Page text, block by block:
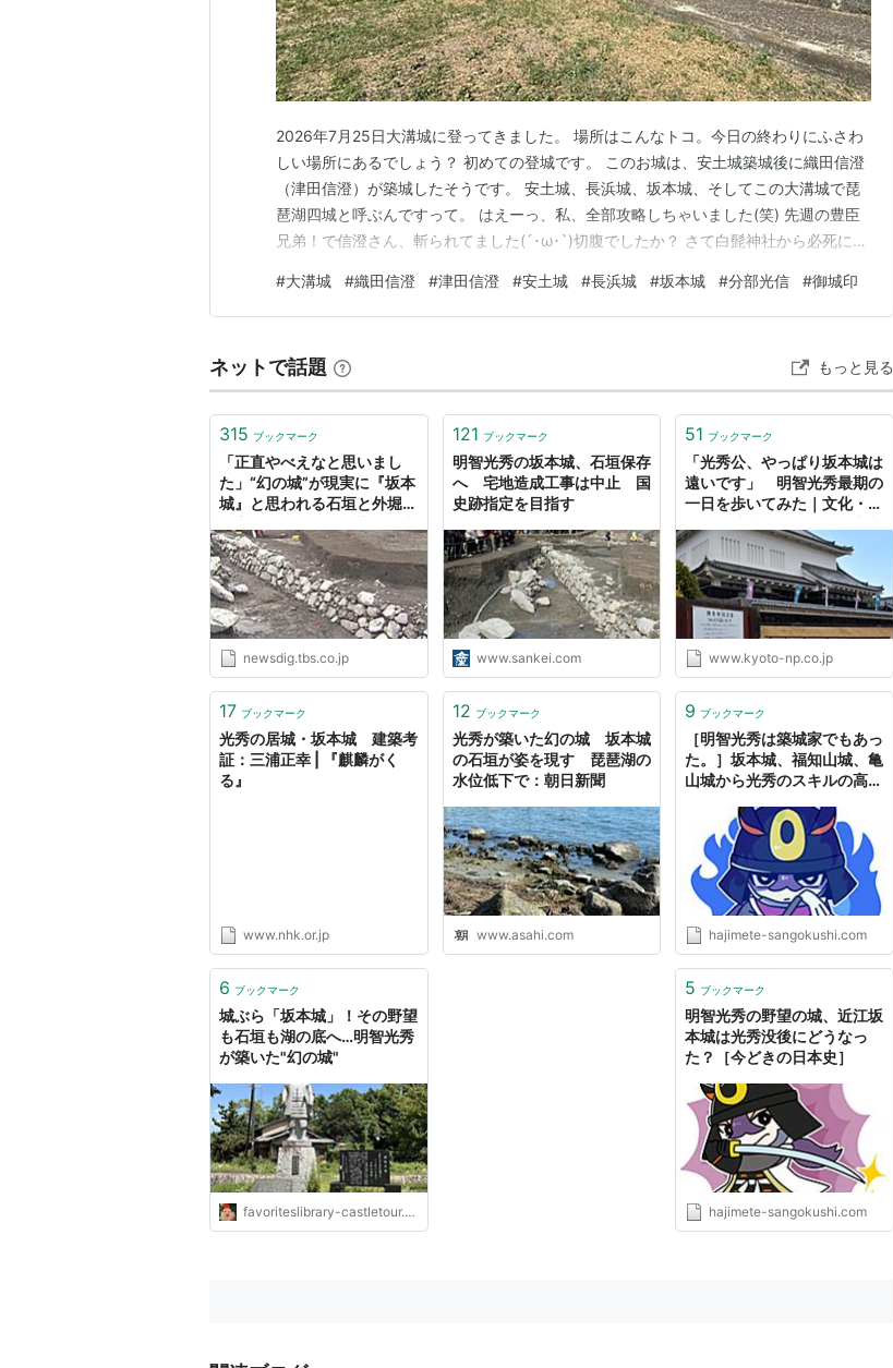
2026年7月25日大溝城に登ってきました。 場所はこんなトコ。今日の終わりにふさわ
しい場所にあるでしょう？ 初めての登城です。 このお城は、安土城築城後に織田信澄
（津田信澄）が築城したそうです。 安土城、長浜城、坂本城、そしてこの大溝城で琵
琶湖四城と呼ぶんですって。 はえーっ、私、全部攻略しちゃいました(笑) 先週の豊臣
兄弟！で信澄さん、斬られてました(´･ω･`)切腹でしたか？ さて白髭神社から必死に漕
いきなりこんな石碑が！！油断できないのです。 しかし自転車を止めると、いきなり
両方の太腿に激痛が走りました。 …
#大溝城 #織田信澄 #津田信澄 #安土城 #長浜城 #坂本城 #分部光信 #御城印
ネットで話題 もっと見る
315 ブックマーク
「正直やべえなと思いまし
た」“幻の城”が現実に『坂本
城』と思われる石垣と外堀が
など生活の痕跡も | TBS
NEWS DIG
newsdig.tbs.co.jp
121 ブックマーク
明智光秀の坂本城、石垣保存
へ 宅地造成工事は中止 国
史跡指定を目指す
www.sankei.com
51 ブックマーク
「光秀公、やっぱり坂本城は
遠いです」 明智光秀最期の
一日を歩いてみた｜文化・ラ
新聞
www.kyoto-np.co.jp
17 ブックマーク
光秀の居城・坂本城 建築考
証：三浦正幸 | 『麒麟がく
る』
www.nhk.or.jp
12 ブックマーク
光秀が築いた幻の城 坂本城
の石垣が姿を現す 琵琶湖の
水位低下で：朝日新聞
www.asahi.com
9 ブックマーク
［明智光秀は築城家でもあっ
た。］坂本城、福知山城、亀
山城から光秀のスキルの高さ
hajimete-sangokushi.com
6 ブックマーク
城ぶら「坂本城」！その野望
も石垣も湖の底へ…明智光秀
が築いた"幻の城"
favoriteslibrary-castletour.com
5 ブックマーク
明智光秀の野望の城、近江坂
本城は光秀没後にどうなっ
た？［今どきの日本史］
hajimete-sangokushi.com